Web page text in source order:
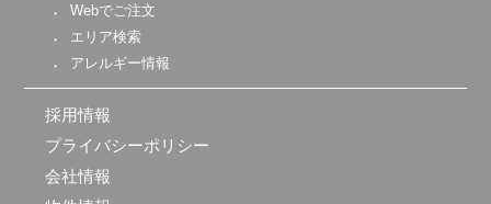
Webでご注文
エリア検索
アレルギー情報
採用情報
プライバシーポリシー
会社情報